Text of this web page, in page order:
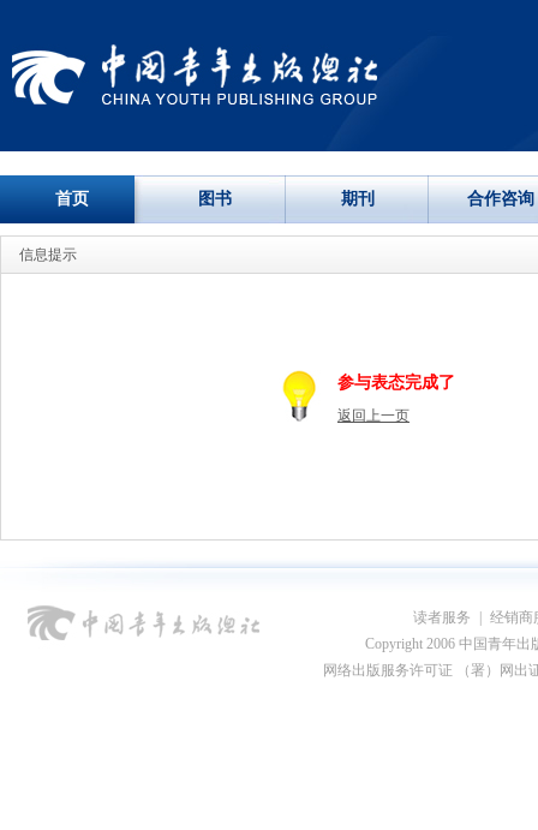
首页 图书 期刊 合作咨询
信息提示
参与表态完成了
返回上一页
读者服务
经销商
Copyright 2006 中国青年出
网络出版服务许可证 （署）网出